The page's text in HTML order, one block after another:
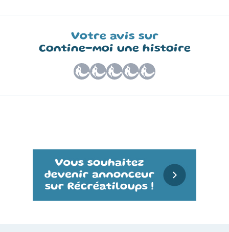
Votre avis sur
Contine-moi une histoire